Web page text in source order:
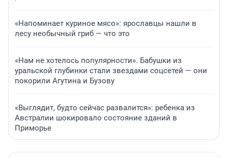
«Напоминает куриное мясо»: ярославцы нашли в
лесу необычный гриб — что это
«Нам не хотелось популярности». Бабушки из
уральской глубинки стали звездами соцсетей — они
покорили Агутина и Бузову
«Выглядит, будто сейчас развалится»: ребенка из
Австралии шокировало состояние зданий в
Приморье